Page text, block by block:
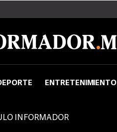
ENTRETENIMIENTO
INFORMADOR